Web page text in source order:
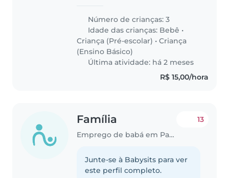
Número de crianças: 3
Idade das crianças: Bebê •
Criança (Pré-escolar) •Criança
(Ensino Básico)
Última atividade: há 2 meses
R$ 15,00/hora
Família
Emprego de babá em Paulista
13
Junte-se à Babysits para ver
este perfil completo.